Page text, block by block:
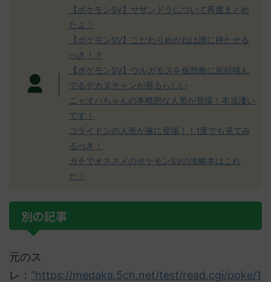
【ポケモンSV】サザンドラについて再度まとめ
たよ！
【ポケモンSV】こだわりめがねは誰に持たせる
べき！？
【ポケモンSV】ウルガモスを仮想敵に岩封積ん
でるデカヌチャンが居るらしい
ニャオハちゃんの本格的な人形が登場！本当凄い
です！
コライドンの人形が遂に登場！！1度でも見てみ
るべき！
ガチでオススメのポケモンSVの攻略本はこれ
だ！
別の記事
元のス
レ： "https://medaka.5ch.net/test/read.cgi/poke/1